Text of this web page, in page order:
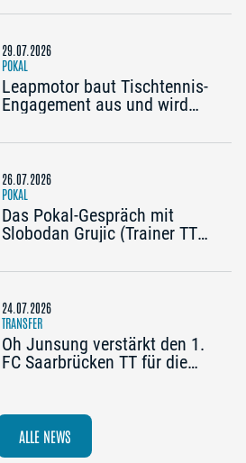
(Trainer TTC Schwalbe
die frühe Chance auf etwas
Besonderes“
29.07.2026
POKAL
Leapmotor baut Tischtennis-
Engagement aus und wird
Grand Opening 2026 in
26.07.2026
POKAL
Das Pokal-Gespräch mit
Slobodan Grujic (Trainer TTC
Bad Homburg) und Daniel
Königshofen): „Es kann viel
passieren“
24.07.2026
TRANSFER
Oh Junsung verstärkt den 1.
FC Saarbrücken TT für die
ALLE NEWS